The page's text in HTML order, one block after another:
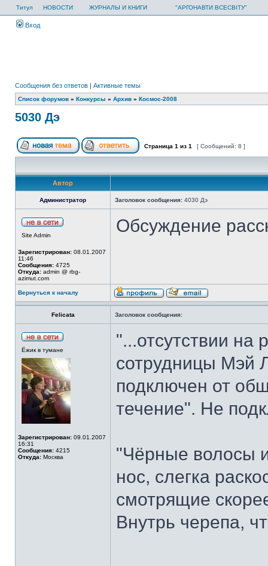
Титул НОВОСТИ ЖУРНАЛЫ И КНИГИ "АРГОНАВТИ ВСЕСВІТУ"
Вход
Сообщения без ответов | Активные темы
Список форумов » Конкурсы » Архив » Космос-2008
5030 Дэ
Страница 1 из 1 [ Сообщений: 8 ]
Автор
Администратор Заголовок сообщения: 4030 Дэ
Site Admin
Зарегистрирован: 08.01.2007
11:46
Сообщения: 4725
Откуда: admin @ rbg-
azimut.com
Обсуждение
Вернуться к началу
Felicata Заголовок сообщения:
Ёжик в тумане
Зарегистрирован: 09.01.2007
16:31
Сообщения: 4215
Откуда: Москва
"...отсутствии на
сотрудницы Мэй
подключен от
течение". Не
"Чёрные волосы
нос, слегка
смотрящие
Внутрь черепа,